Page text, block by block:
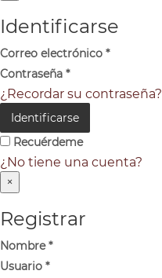
Identificarse
Correo electrónico *
Contraseña *
¿Recordar su contraseña?
Identificarse
Recuérdeme
¿No tiene una cuenta?
×
Registrar
Nombre*
Usuario *